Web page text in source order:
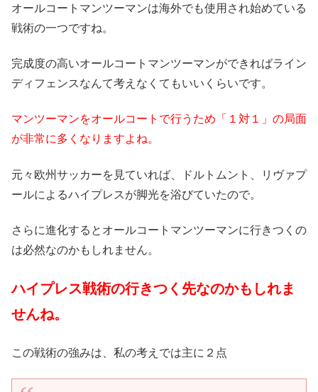
オールコートマンツーマンは海外でも使用され始めている
戦術の一つですね。
完成度の高いオールコートマンツーマンができればライン
ディフェンスなんて考えなくてもいいくらいです。
マンツーマンをオールコートで行うため「１対１」の局面
が非常に多くなりますよね。
元々欧州サッカーを見ていれば、ドルトムント、リヴァプ
ールによるハイプレスが脚光を浴びていたので。
さらに進化するとオールコートマンツーマンに行きつくの
は必然なのかもしれません。
ハイプレス戦術の行きつく先なのかもしれま
せんね。
この戦術の強みは、私の考えでは主に２点